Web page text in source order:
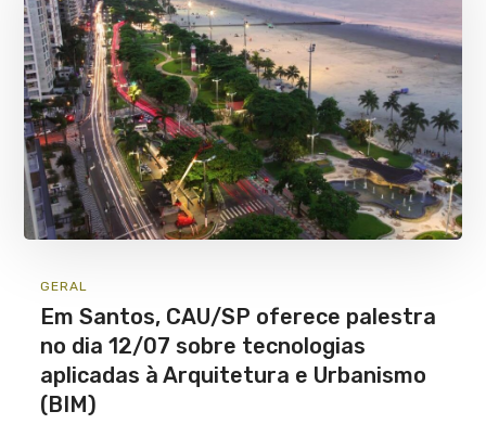
GERAL
Em Santos, CAU/SP oferece palestra
no dia 12/07 sobre tecnologias
aplicadas à Arquitetura e Urbanismo
(BIM)